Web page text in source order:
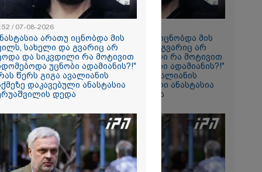
ადგილი
სადაც
(ფოტოები)
SpaceX-ის
-
აპარატმა
და
"ანასტასია არათუ იცნობდა მის
შვილს, სახელი და გვარიც არ
იცოდა და სიკვდილი რა მოტივით
ენდომებოდა უცნობი ადამიანის?!"
- რას წერს გიგა ავალიანის
საქმეზე დაკავებული ანასტასია
ბერუაშვილის დედა
/ 07-08-2026
არათუ იცნობდა მის
სახელი და გვარიც არ
და სიკვდილი რა მოტივით
უცნობი ადამიანის?!"
წერს გიგა ავალიანის
დაკავებული ანასტასია
დედა